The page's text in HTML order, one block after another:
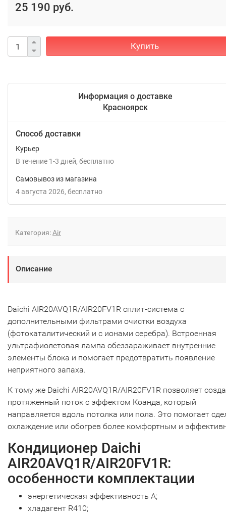
25 190 руб.
Купить
Информация о доставке
Красноярск
Способ доставки
Курьер
В течение 1-3 дней Бесплатно
Самовывоз из магазина
4 августа 2026
Бесплатно
Категория:Air
Описание
Daichi AIR20AVQ1R/AIR20FV1R сплит-система c
дополнительными фильтрами очистки воздуха
(фотокаталитический и с ионами серебра). Встроенная
ультрафиолетовая лампа обеззараживает внутренние
элементы блока и помогает предотвратить появление
неприятного запаха.
К тому же Daichi AIR20AVQ1R/AIR20FV1R позволяет
протяженный поток с эффектом Коанда, который
направляется вдоль потолка или пола. Это помогает
охлаждение или обогрев более комфортным и
Кондиционер Daichi
AIR20AVQ1R/AIR20FV1R:
особенности комплектации
энергетическая эффективность А;
хладагент R410;